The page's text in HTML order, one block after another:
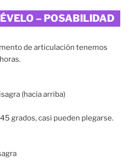
– POSABILIDAD
de articulación tenemos
(hacia arriba)
grados, casi pueden plegarse.